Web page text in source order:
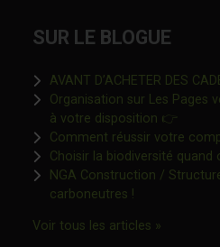
SUR LE BLOGUE
AVANT D’ACHETER DES
Organisation sur Les Pages
à votre disposition 👉Ce
Comment réussir votre
Choisir la biodiversité
NGA Construction /
carboneutres !Ce lien
Voir tous les articles »Ce lien